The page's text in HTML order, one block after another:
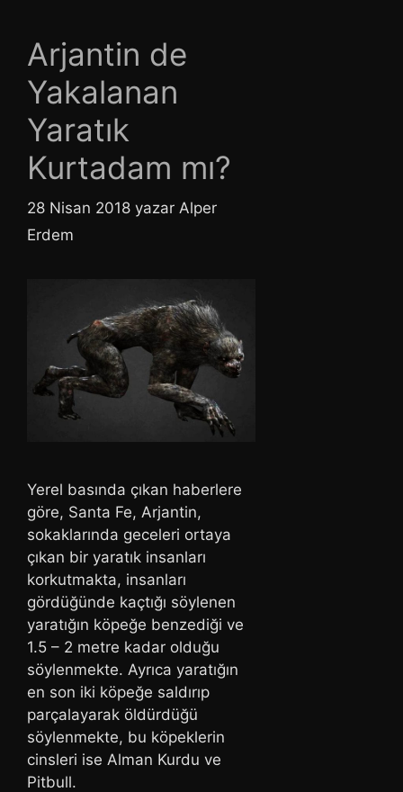
Arjantin de
Yakalanan
Yaratık
Kurtadam mı?
28 Nisan 2018 yazar Alper
Erdem
Yerel basında çıkan haberlere
göre, Santa Fe, Arjantin,
sokaklarında geceleri ortaya
çıkan bir yaratık insanları
korkutmakta, insanları
gördüğünde kaçtığı söylenen
yaratığın köpeğe benzediği ve
1.5 – 2 metre kadar olduğu
söylenmekte. Ayrıca yaratığın
en son iki köpeğe saldırıp
parçalayarak öldürdüğü
söylenmekte, bu köpeklerin
cinsleri ise Alman Kurdu ve
Pitbull.